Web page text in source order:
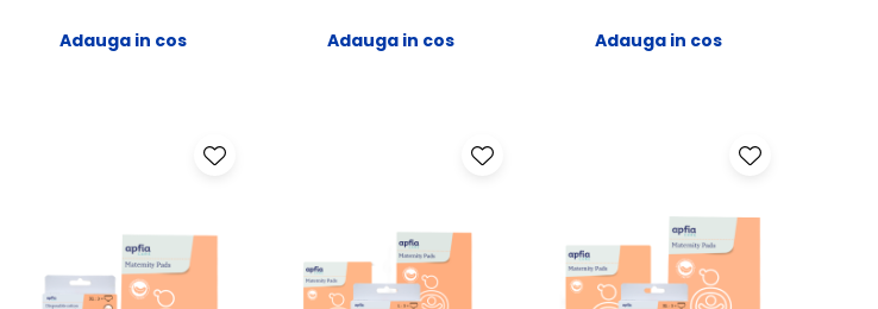
Adauga in cos Adauga in cos Adauga in cos